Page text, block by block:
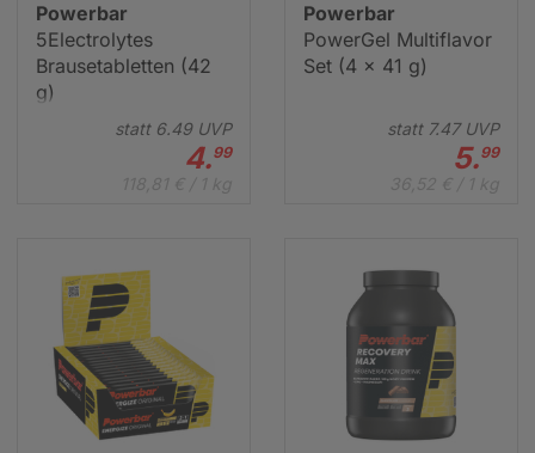
Powerbar Black Line
Powerbar
5Electrolytes
Brausetabletten (42
g)
statt 6.49UVP
4.99
Powerbar
PowerGel Multiflavor
Set (4 x 41 g)
statt 7.47UVP
5.99